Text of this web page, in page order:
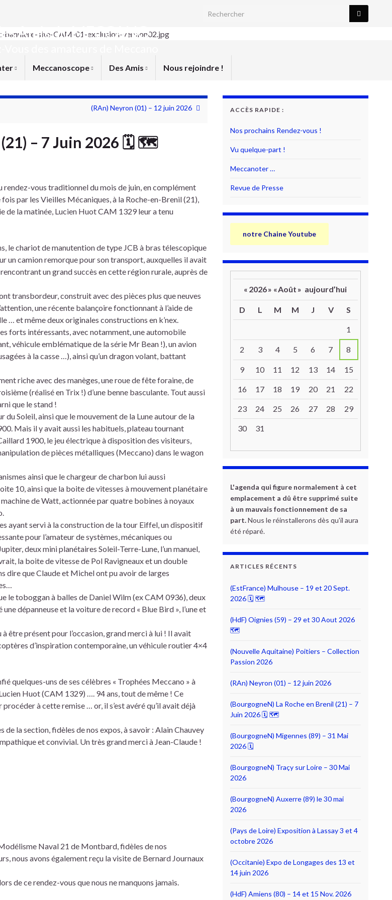
Search for:
Amis du MECCANO
Meccanoscope Des Amis Nous rejoindre !
(RAn) Neyron (01) – 12 juin 2026
(21) – 7 Juin 2026 🗓 🗺
rendez-vous traditionnel du mois de juin, en complément
par les Vieilles Mécaniques, à la Roche-en-Brenil (21),
de la matinée, Lucien Huot CAM 1329 leur a tenu
le chariot de manutention de type JCB à bras télescopique
un camion remorque pour son transport, auxquelles il avait
un grand succès en cette région rurale, auprès de
transbordeur, construit avec des pièces plus que neuves
une récente balançoire fonctionnant à l’aide de
… et même deux originales constructions en k’nex.
forts intéressants, avec notamment, une automobile
véhicule emblématique de la série Mr Bean !), un avion
à la casse …), ainsi qu’un dragon volant, battant
riche avec des manèges, une roue de fête foraine, de
(réalisé en Trix !) d’une benne basculante. Tout aussi
que le stand !
Soleil, ainsi que le mouvement de la Lune autour de la
Mais il y avait aussi les habituels, plateau tournant
1900, le jeu électrique à disposition des visiteurs,
de pièces métalliques (Meccano) dans le wagon
ainsi que le chargeur de charbon lui aussi
10, ainsi que la boite de vitesses à mouvement planétaire
de Watt, actionnée par quatre bobines à noyaux
ayant servi à la construction de la tour Eiffel, un dispositif
pour l’amateur de systèmes, mécaniques ou
deux mini planétaires Soleil-Terre-Lune, l’un manuel,
la boite de vitesse de Pol Ravigneaux et un double
dire que Claude et Michel ont pu avoir de larges
le toboggan à balles de Daniel Wilm (ex CAM 0936), deux
dépanneuse et la voiture de record « Blue Bird », l’une et
être présent pour l’occasion, grand merci à lui ! Il avait
d’inspiration contemporaine, un véhicule routier 4×4
quelques-uns de ses célèbres « Trophées Meccano » à
Huot (CAM 1329) …. 94 ans, tout de même ! Ce
à cette remise … or, il s’est avéré qu’il avait déjà
la section, fidèles de nos expos, à savoir : Alain Chauvey
et convivial. Un très grand merci à Jean-Claude !
Naval 21 de Montbard, fidèles de nos
nous avons également reçu la visite de Bernard Journaux
de ce rendez-vous que nous ne manquons jamais.
ACCÈS RAPIDE :
Nos prochains Rendez-vous !
Vu quelque-part !
Meccanoter …
Revue de Presse
notre Chaine Youtube
« 2026» «Août » aujourd’hui
D L M M J V S
1
2 3 4 5 6 7 8
9 10 11 12 13 14 15
16 17 18 19 20 21 22
23 24 25 26 27 28 29
30 31
L'agenda qui figure normalement à cet
emplacement a dû être supprimé suite
à un mauvais fonctionnement de sa
part.Nous le réinstallerons dès qu'il aura
été réparé.
ARTICLES RÉCENTS
(EstFrance) Mulhouse – 19 et 20 Sept.
2026 🗓 🗺
(HdF) Oignies (59) – 29 et 30 Aout 2026
🗺
(Nouvelle Aquitaine) Poitiers – Collection
Passion 2026
(RAn) Neyron (01) – 12 juin 2026
(BourgogneN) La Roche en Brenil (21) – 7
Juin 2026 🗓 🗺
(BourgogneN) Migennes (89) – 31 Mai
2026 🗓
(BourgogneN) Traçy sur Loire – 30 Mai
2026
(BourgogneN) Auxerre (89) le 30 mai
2026
(Pays de Loire) Exposition à Lassay 3 et 4
octobre 2026
(Occitanie) Expo de Longages des 13 et
14 juin 2026
(HdF) Amiens (80) – 14 et 15 Nov. 2026